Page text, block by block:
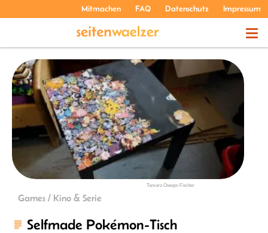
Mitmachen FAQ Datenschutz Impressum
THEMEN
PODCASTS
ÜBER UNS
Tamara Ossege-Fischer
Games / Kino & Serie
Selfmade Pokémon-Tisch